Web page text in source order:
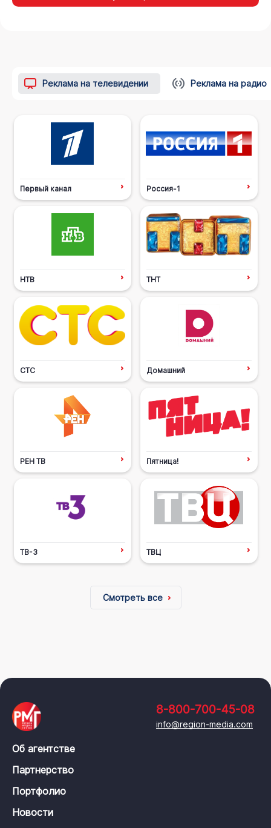
Реклама на телевидении Реклама на радио
Первый канал Россия-1
НТВ ТНТ
СТС Домашний
РЕН ТВ Пятница!
ТВ-3 ТВЦ
Смотреть все
8-800-700-45-08
info@region-media.com
Об агентстве
Партнерство
Портфолио
Новости